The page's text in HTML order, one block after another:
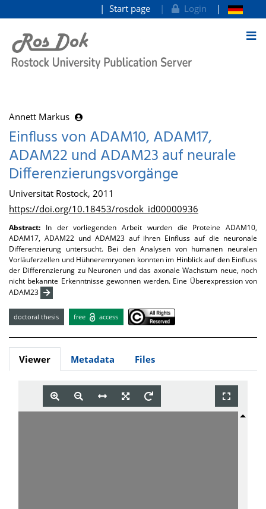
goto contents
Start page Login
Annett Markus
Einfluss von ADAM10, ADAM17,
ADAM22 und ADAM23 auf neurale
Differenzierungsvorgänge
Universität Rostock, 2011
https://doi.org/10.18453/rosdok_id00000936
Abstract: In der vorliegenden Arbeit wurden die Proteine ADAM10,
ADAM17, ADAM22 und ADAM23 auf ihren Einfluss auf die neuronale
Differenzierung untersucht. Bei den Analysen von humanen neuralen
Vorläuferzellen und Hühneremryonen konnten im Hinblick auf den Einfluss
der Differenzierung zu Neuronen und das axonale Wachstum neue, noch
nicht bekannte Erkenntnisse gewonnen werden. Eine Überexpression von
ADAM23
doctoral thesis free access
Viewer Metadata Files